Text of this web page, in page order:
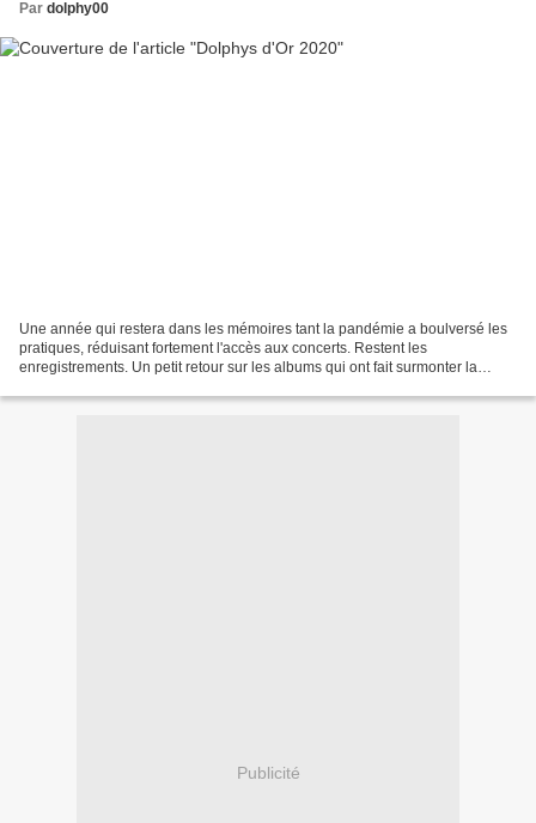
Par dolphy00
Une année qui restera dans les mémoires tant la pandémie a boulversé les
pratiques, réduisant fortement l'accès aux concerts. Restent les
enregistrements. Un petit retour sur les albums qui ont fait surmonter la
Publicité